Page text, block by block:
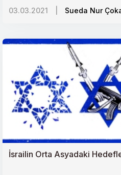
Körfez Ülkelerinin Kiralık/Paralı
Latin Amerikada Dönüşüm ve
Mülteciler ve ABnin Değerler
Bahar Kalkanı Harekâtı:
Hedefler
"Yüzyılın Anlaşması" Üçüncü
03.03.2021 Sueda Nur
İsrailin Orta Asyadaki